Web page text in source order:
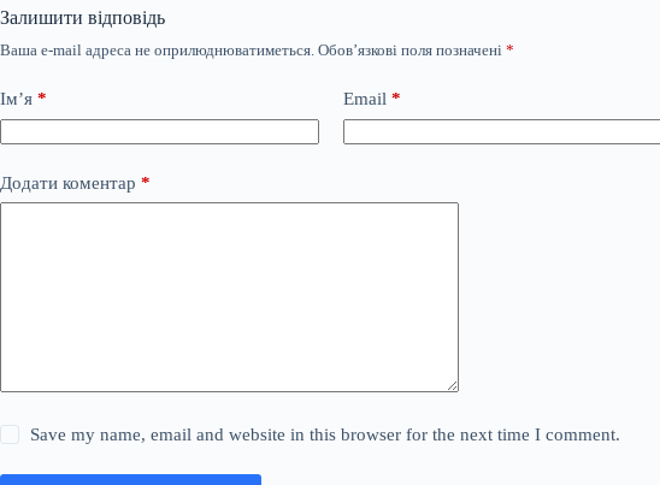
Залишити відповідь
Ваша e-mail адреса не оприлюднюватиметься. Обов’язкові поля позначені *
Ім’я * Email *
Додати коментар *
Save my name, email and website in this browser for the next time I comment.